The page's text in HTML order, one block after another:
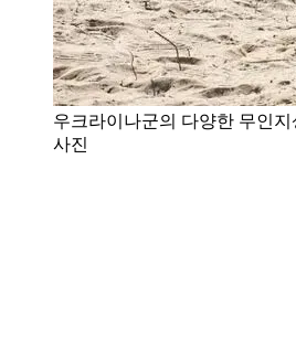
우크라이나군의 다양한 무인
사진